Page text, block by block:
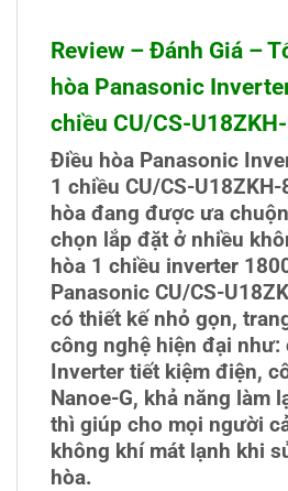
Review – Đánh Giá –
hòa Panasonic
chiều CU/CS-
Điều hòa Panasonic
1 chiều CU/CS-
hòa đang được ưa
chọn lắp đặt ở nhiều
hòa 1 chiều inverter
Panasonic CU/CS-
có thiết kế nhỏ gọn,
công nghệ hiện đại như:
Inverter tiết kiệm điện,
Nanoe-G, khả năng làm
thì giúp cho mọi người
không khí mát lạnh khi
hòa.